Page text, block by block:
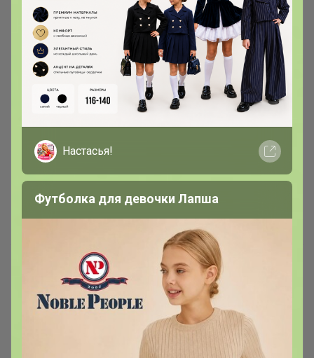
Рюкзаки
Настасья!
Футболка для девочки Лапша